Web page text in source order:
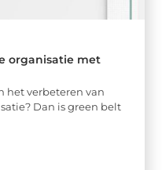
organisatie met
het verbeteren van
Dan is green belt